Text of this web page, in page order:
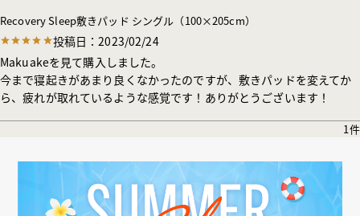
Recovery Sleep敷きパッド シングル（100×205cm）
投稿日
2023/02/24
Makuakeを見て購入しました。
今まで寝起きがあまり良くなかったのですが、敷きパッドを変えてか
ら、疲れが取れているような感覚です！ありがとうございます！
1